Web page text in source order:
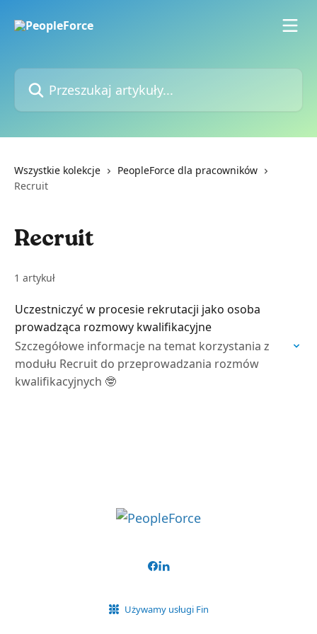
Przeszukaj artykuły...
Wszystkie kolekcje
PeopleForce dla pracowników
Recruit
Recruit
1 artykuł
Uczestniczyć w procesie rekrutacji jako osoba
prowadząca rozmowy kwalifikacyjne
Szczegółowe informacje na temat korzystania z
modułu Recruit do przeprowadzania rozmów
kwalifikacyjnych 🤓
Używamy usługi Fin